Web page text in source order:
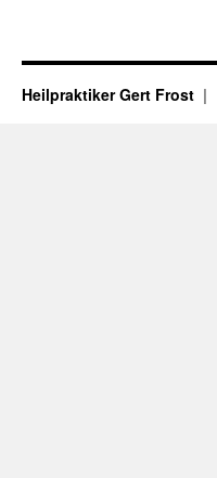
Heilpraktiker Gert Frost